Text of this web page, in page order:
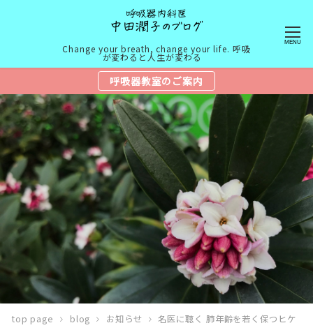
Change your breath, change your life. 呼吸
が変わると人生が変わる
MENU
呼吸器教室のご案内
top page blog お知らせ
名医に聴く 肺年齢を若く保つヒケ